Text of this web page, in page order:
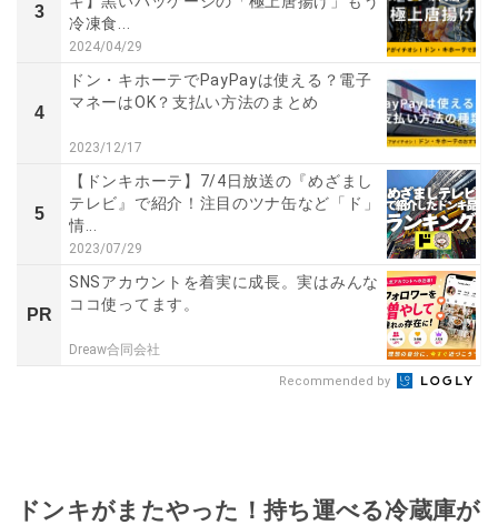
3
冷凍食...
2024/04/29
4
ドン・キホーテでPayPayは使える？電子
マネーはOK？支払い方法のまとめ
2023/12/17
5
【ドンキホーテ】7/4日放送の『めざまし
テレビ』で紹介！注目のツナ缶など「ド」
情...
2023/07/29
PR
SNSアカウントを着実に成長。実はみんな
ココ使ってます。
Dreaw合同会社
Recommended by
ドンキがまたやった！持ち運べる冷蔵庫が